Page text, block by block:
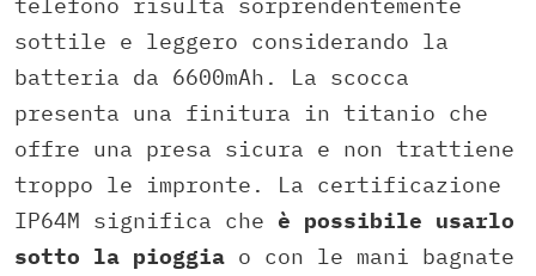
sottile e leggero considerando la
batteria da 6600mAh. La scocca
presenta una finitura in titanio che
offre una presa sicura e non trattiene
troppo le impronte. La certificazione
IP64M significa che è possibile usarlo
sotto la pioggia o con le mani bagnate